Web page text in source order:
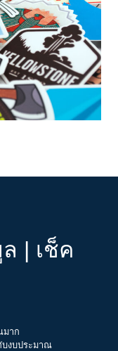
| เช็ค
มาก
บงบประมาณ